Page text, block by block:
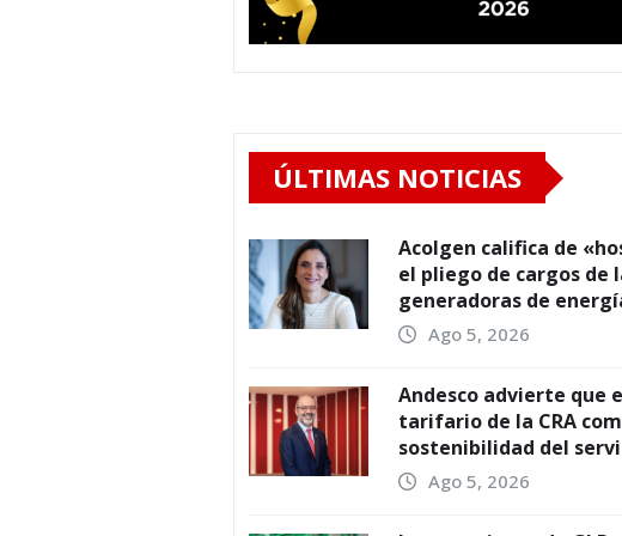
ÚLTIMAS NOTICIAS
Acolgen califica de
el pliego de cargos de
generadoras de
Ago 5, 2026
Andesco advierte que
tarifario de la CRA
sostenibilidad del
Ago 5, 2026